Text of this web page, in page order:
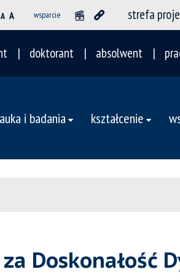
A A wsparcie strefa
doktorant absolwent
i badania kształcenie
Doskonałość